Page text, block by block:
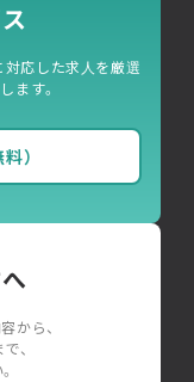
応した求人を厳選
ます。
）
から、
、